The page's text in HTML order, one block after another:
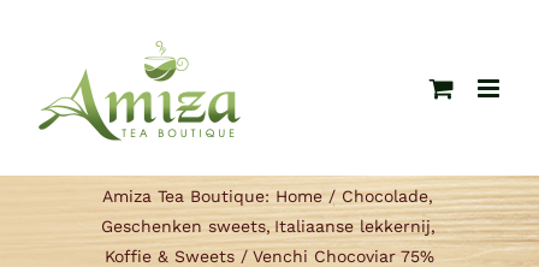
Amiza Tea Boutique: Home
Chocolade
Geschenken sweets Italiaanse lekkernij
Koffie & Sweets
Venchi Chocoviar 75%